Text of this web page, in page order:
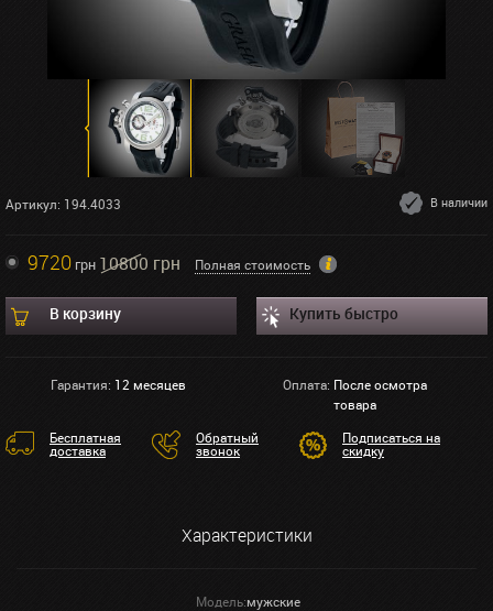
Артикул: 194.4033 В наличии
9720грн 10800 грн Полная стоимость
В корзину Купить быстро
Гарантия: 12 месяцев Оплата: После осмотра
товара
Бесплатная
доставка
Обратный
звонок
Подписаться на
скидку
Характеристики
Модель:мужские